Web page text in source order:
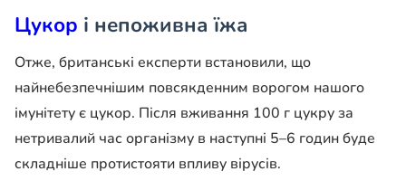
Цукор і непоживна їжа
Отже, британські експерти встановили, що
найнебезпечнішим повсякденним ворогом нашого
імунітету є цукор. Після вживання 100 г цукру за
нетривалий час організму в наступні 5–6 годин буде
складніше протистояти впливу вірусів.